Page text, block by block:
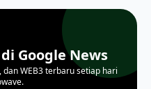
Google News
WEB3 terbaru setiap hari